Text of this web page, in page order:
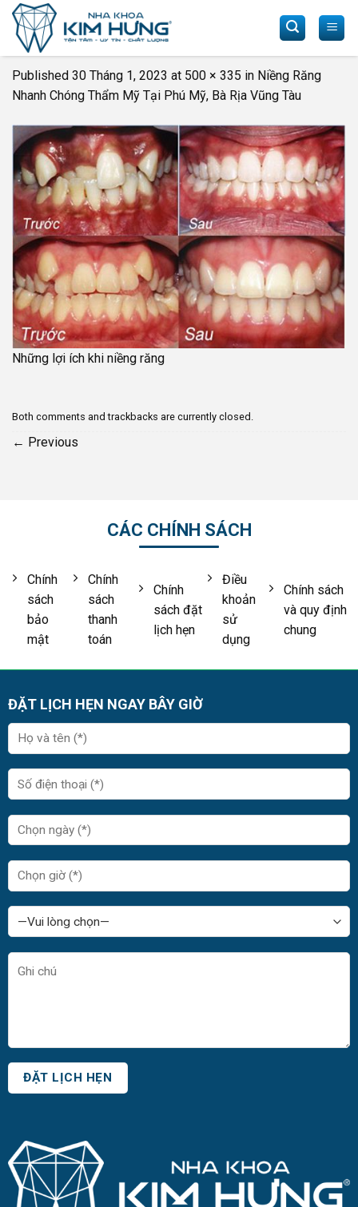
Skip
content
Published 30 Tháng 1, 2023 at 500 × 335 in Niềng Răng
Nhanh Chóng Thẩm Mỹ Tại Phú Mỹ, Bà Rịa Vũng Tàu
Những lợi ích khi niềng răng
Both comments and trackbacks are currently closed.
← Previous
CÁC CHÍNH SÁCH
Chính
sách
bảo
mật
Chính
sách
thanh
toán
Chính
sách đặt
lịch hẹn
Điều
khoản
sử
dụng
Chính sách
và quy định
chung
ĐẶT LỊCH HẸN NGAY BÂY GIỜ